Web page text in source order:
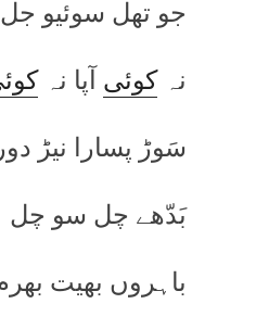
جو تھل سوئیو جل
نہکوئیآپا نہ
سَوڑ پسارا نیڑ
بَدّھے چل سو چل
باہروں بھیت